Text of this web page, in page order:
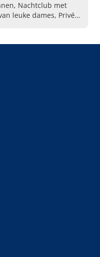
Nachtclub met
leuke dames, Privé